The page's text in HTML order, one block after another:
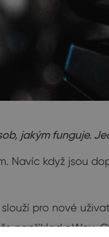
jakým funguje.
Navíc když jsou
pro nové
například eWay-